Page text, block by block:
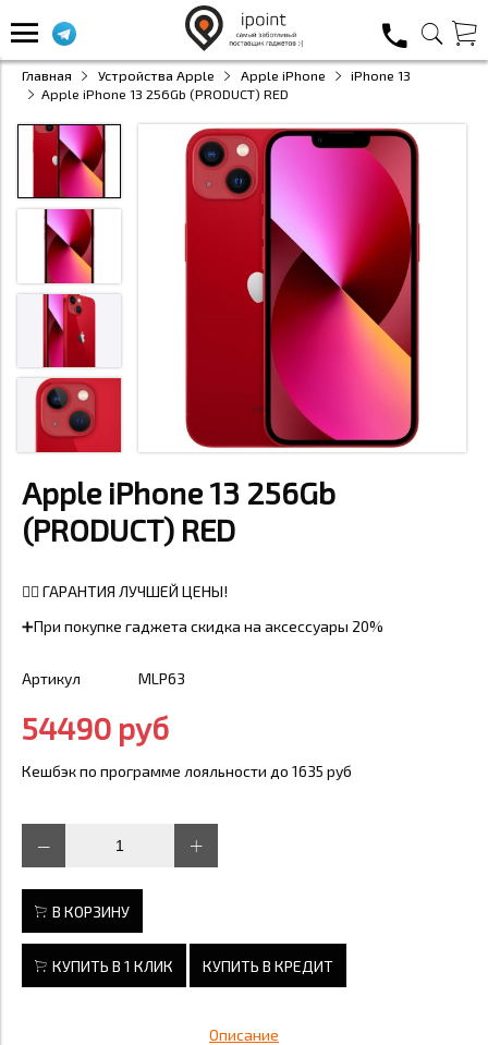
Главная Устройства Apple Apple iPhone
iPhone 13
Apple iPhone 13 256Gb (PRODUCT) RED
Apple iPhone 13 256Gb
(PRODUCT) RED
👍🏼 ГАРАНТИЯ ЛУЧШЕЙ ЦЕНЫ!
➕При покупке гаджета скидка на аксессуары 20%
Артикул MLP63
54490 руб
Кешбэк по программе лояльности до 1635 руб
В КОРЗИНУ
КУПИТЬ В 1 КЛИК КУПИТЬ В КРЕДИТ
Описание